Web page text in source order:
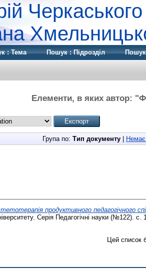
: Тема Пошук : Підрозділ
Елементи, в яких автор: "
Група по: Тип документу
продуктивного педагогічного
Серія Педагогічні науки (№122). с.
Цей список